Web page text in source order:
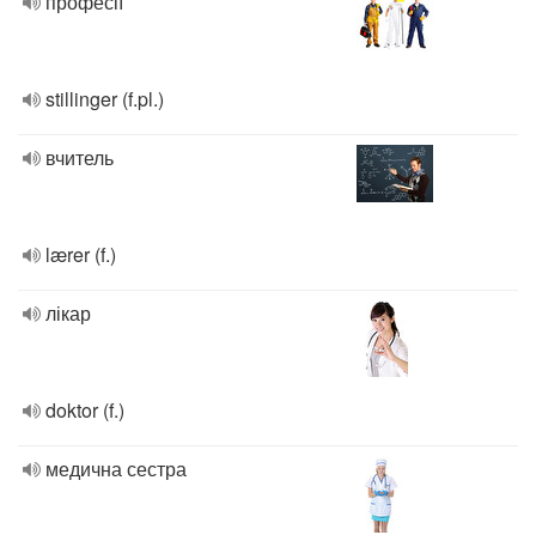
stillinger (f.pl.)
вчитель
lærer (f.)
лікар
doktor (f.)
медична сестра